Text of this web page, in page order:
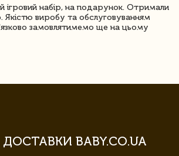
ігровий набір, на подарунок. Отримали
Якістю виробу та обслуговуванням
замовлятимемо ще на цьому
BABY.CO.UA